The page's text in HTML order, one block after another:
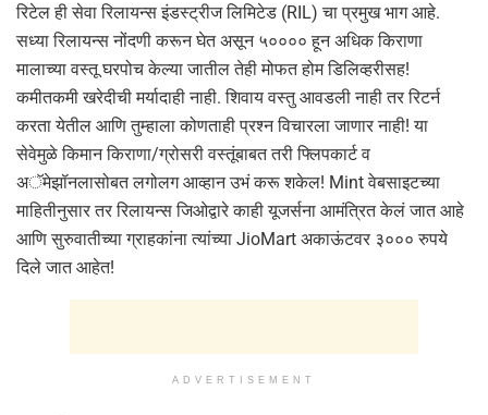
रिटेल ही सेवा रिलायन्स इंडस्ट्रीज लिमिटेड (RIL) चा प्रमुख भाग आहे.
सध्या रिलायन्स नोंदणी करून घेत असून ५०००० हून अधिक किराणा
मालाच्या वस्तू घरपोच केल्या जातील तेही मोफत होम डिलिव्हरीसह!
कमीतकमी खरेदीची मर्यादाही नाही. शिवाय वस्तु आवडली नाही तर रिटर्न
करता येतील आणि तुम्हाला कोणताही प्रश्न विचारला जाणार नाही! या
सेवेमुळे किमान किराणा/ग्रोसरी वस्तूंबाबत तरी फ्लिपकार्ट व
अॅमेझॉनलासोबत लगोलग आव्हान उभं करू शकेल! Mint वेबसाइटच्या
माहितीनुसार तर रिलायन्स जिओद्वारे काही यूजर्सना आमंत्रित केलं जात आहे
आणि सुरुवातीच्या ग्राहकांना त्यांच्या JioMart अकाऊंटवर ३००० रुपये
दिले जात आहेत!
ADVERTISEMENT